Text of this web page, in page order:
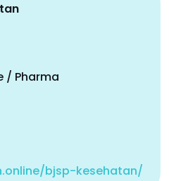
/ Pharma
bjsp-kesehatan/